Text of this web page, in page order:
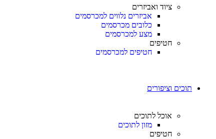
ציוד ואביזרים
אביזרים נלווים למכרסמים
כלובים מכרסמים
מצע למכרסמים
חטיפים
חטיפים למכרסמים
תוכים וציפורים
אוכל לתוכים
מזון לתוכים
חטיפים